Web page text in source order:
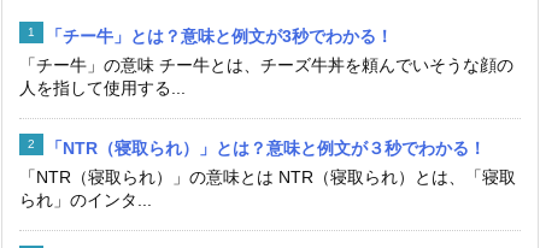
「チー牛」とは？意味と例文が3秒でわかる！
「チー牛」の意味 チー牛とは、チーズ牛丼を頼んでいそうな顔の
人を指して使用する...
「NTR（寝取られ）」とは？意味と例文が３秒でわかる！
「NTR（寝取られ）」の意味とは NTR（寝取られ）とは、「寝取
られ」のインタ...